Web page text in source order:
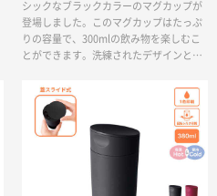
シックなブラックカラーのマグカップが
登場しました。このマグカップはたっぷ
りの容量で、300mlの飲み物を楽しむこ
とができます。洗練されたデザインと実